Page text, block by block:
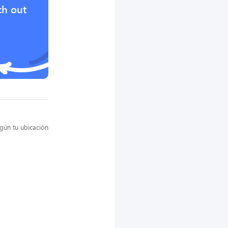
out
tu ubicación